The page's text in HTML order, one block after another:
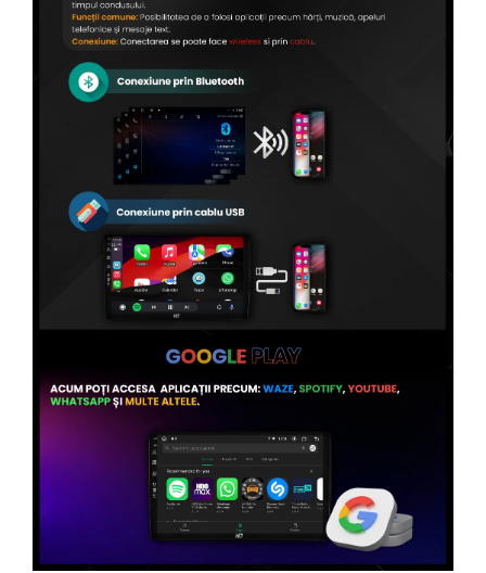
Conectică Iveco
Conectică Dacia
Conectică Volvo
Conectică Smart
Conectică Chrysler
Conectică Land Rover
Conectică Ssangyong